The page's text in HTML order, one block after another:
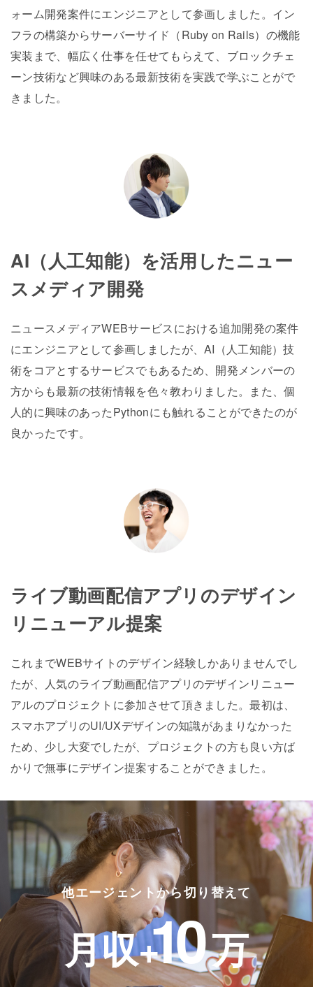
ォーム開発案件にエンジニアとして参画しました。イン
フラの構築からサーバーサイド（Ruby on Rails）の機能
実装まで、幅広く仕事を任せてもらえて、ブロックチェ
ーン技術など興味のある最新技術を実践で学ぶことがで
きました。
AI（人工知能）を活用したニュー
スメディア開発
ニュースメディアWEBサービスにおける追加開発の案件
にエンジニアとして参画しましたが、AI（人工知能）技
術をコアとするサービスでもあるため、開発メンバーの
方からも最新の技術情報を色々教わりました。また、個
人的に興味のあったPythonにも触れることができたのが
良かったです。
ライブ動画配信アプリのデザイン
リニューアル提案
これまでWEBサイトのデザイン経験しかありませんでし
たが、人気のライブ動画配信アプリのデザインリニュー
アルのプロジェクトに参加させて頂きました。最初は、
スマホアプリのUI/UXデザインの知識があまりなかった
ため、少し大変でしたが、プロジェクトの方も良い方ば
かりで無事にデザイン提案することができました。
他エージェントから切り替えて
月収+10 万